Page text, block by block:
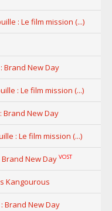
: Le film mission (...)
Brand New Day
: Le film mission (...)
Brand New Day
: Le film mission (...)
New Day VOST
Kangourous
Brand New Day